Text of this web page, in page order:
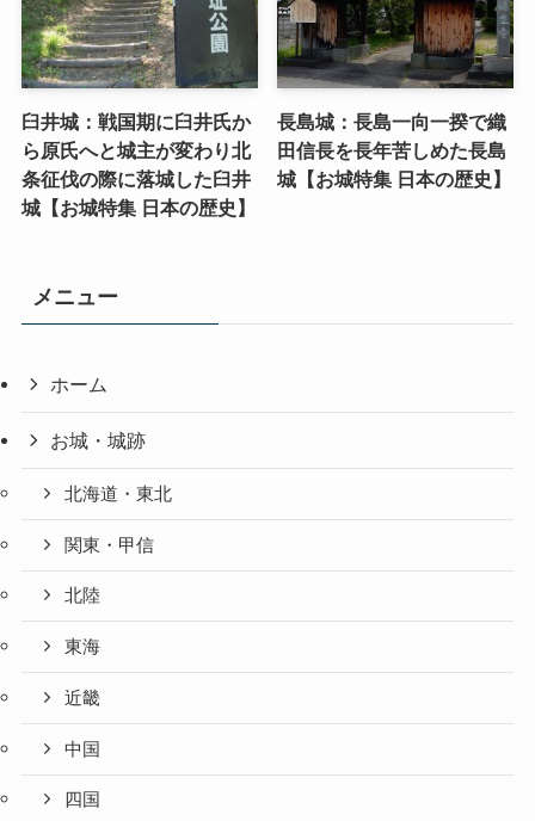
臼井城：戦国期に臼井氏か
ら原氏へと城主が変わり北
条征伐の際に落城した臼井
城【お城特集 日本の歴史】
長島城：長島一向一揆で織
田信長を長年苦しめた長島
城【お城特集 日本の歴史】
メニュー
ホーム
お城・城跡
北海道・東北
関東・甲信
北陸
東海
近畿
中国
四国